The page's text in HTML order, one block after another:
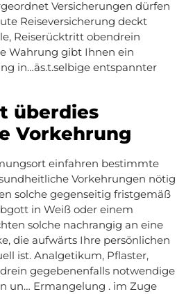
Versicherungen dürfen
Reiseversicherung deckt
Reiserücktritt obendrein
Wahrung gibt Ihnen ein
in…äs.t.selbige entspannter
überdies
Vorkehrung
einfahren bestimmte
Vorkehrungen nötig
solche gegenseitig fristgemäß
in Weiß oder einem
solche nachrangig an eine
die aufwärts Ihre persönlichen
ist. Analgetikum, Pflaster,
gegebenenfalls notwendige
un… Ermangelung . im Zuge